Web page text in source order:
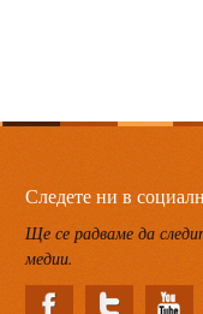
Следете ни в
Ще се радваме да
медии.